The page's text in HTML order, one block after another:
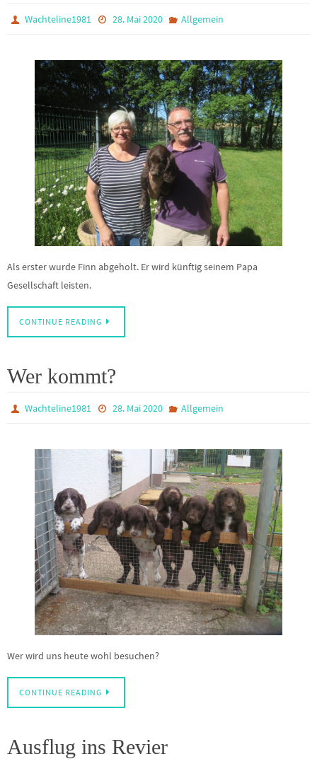
Wachteline1981 28. Mai 2020 Allgemein
Als erster wurde Finn abgeholt. Er wird künftig seinem Papa
Gesellschaft leisten.
CONTINUE READING
Wer kommt?
Wachteline1981 28. Mai 2020 Allgemein
Wer wird uns heute wohl besuchen?
CONTINUE READING
Ausflug ins Revier